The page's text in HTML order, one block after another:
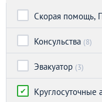
Скорая помощь,
Консульства (8)
Эвакуатор (3)
Круглосуточные